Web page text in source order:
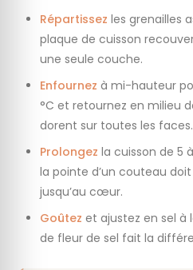
Répartissez les grenailles
plaque de cuisson
une seule couche.
Enfournez à mi-hauteur
°C et retournez en milieu
dorent sur toutes les faces.
Prolongez la cuisson de 5
la pointe d’un couteau
jusqu’au cœur.
Goûtez et ajustez en sel à
de fleur de sel fait la